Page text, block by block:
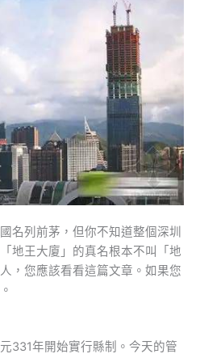
名列前茅，但你不知道整個深圳
地王大廈」的真名根本不叫「地
，您應該看看這篇文章。如果您
331年開始實行縣制。今天的管